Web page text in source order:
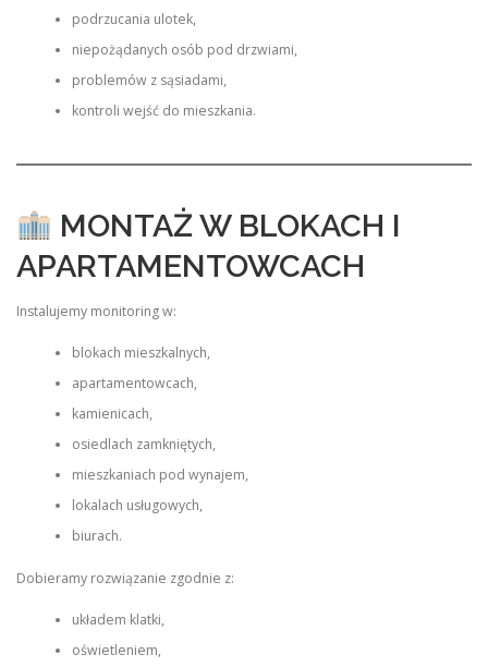
podrzucania ulotek,
niepożądanych osób pod drzwiami,
problemów z sąsiadami,
kontroli wejść do mieszkania.
MONTAŻ W BLOKACH I
APARTAMENTOWCACH
Instalujemy monitoring w:
blokach mieszkalnych,
apartamentowcach,
kamienicach,
osiedlach zamkniętych,
mieszkaniach pod wynajem,
lokalach usługowych,
biurach.
Dobieramy rozwiązanie zgodnie z:
układem klatki,
oświetleniem,